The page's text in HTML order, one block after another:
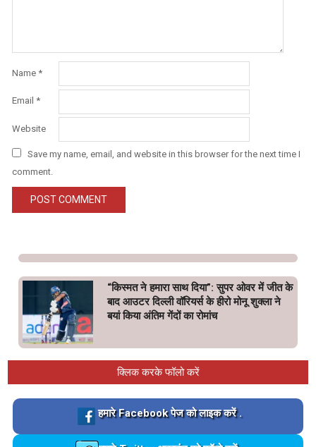
Name *
Email *
Website
Save my name, email, and website in this browser for the next time I
comment.
“किस्मत ने हमारा साथ दिया”: सुपर ओवर में जीत के
बाद आउटर दिल्ली वॉरियर्स के हीरो मोनू शुक्ला ने
बयां किया अंतिम गेंदों का रोमांच
क्लिक करके फॉलो करें
Loading…
हमारे Facebook पेज को लाइक करें .